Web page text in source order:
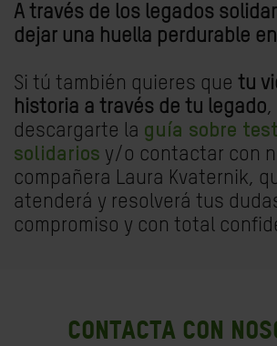
A través de los legados
dejar una huella perdurable
Si tú también quieres que tu
historia a través de tu legado
descargarte la guía sobre
solidarios y/o contactar con
compañera Laura Kvaternik,
atenderá y resolverá tus
compromiso y con total
CONTACTA CON